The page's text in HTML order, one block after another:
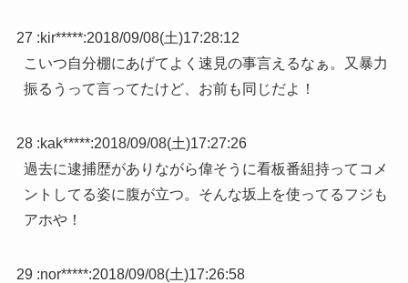
27 :kir*****:2018/09/08(土)17:28:12
こいつ自分棚にあげてよく速見の事言えるなぁ。又暴力
振るうって言ってたけど、お前も同じだよ！
28 :kak*****:2018/09/08(土)17:27:26
過去に逮捕歴がありながら偉そうに看板番組持ってコメ
ントしてる姿に腹が立つ。そんな坂上を使ってるフジも
アホや！
29 :nor*****:2018/09/08(土)17:26:58